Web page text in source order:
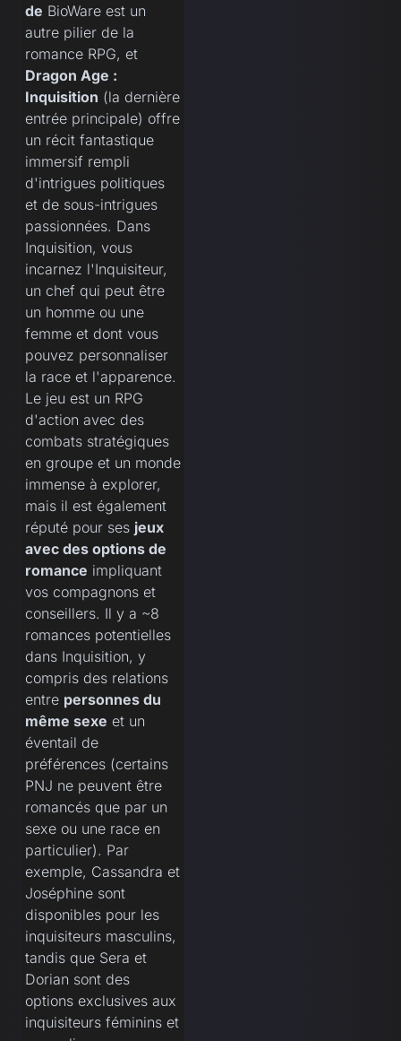
de BioWare est un
autre pilier de la
romance RPG, et
Dragon Age :
Inquisition (la dernière
entrée principale) offre
un récit fantastique
immersif rempli
d'intrigues politiques
et de sous-intrigues
passionnées. Dans
Inquisition, vous
incarnez l'Inquisiteur,
un chef qui peut être
un homme ou une
femme et dont vous
pouvez personnaliser
la race et l'apparence.
Le jeu est un RPG
d'action avec des
combats stratégiques
en groupe et un monde
immense à explorer,
mais il est également
réputé pour ses jeux
avec des options de
romance impliquant
vos compagnons et
conseillers. Il y a ~8
romances potentielles
dans Inquisition, y
compris des relations
entre personnes du
même sexe et un
éventail de
préférences (certains
PNJ ne peuvent être
romancés que par un
sexe ou une race en
particulier). Par
exemple, Cassandra et
Joséphine sont
disponibles pour les
inquisiteurs masculins,
tandis que Sera et
Dorian sont des
options exclusives aux
inquisiteurs féminins et